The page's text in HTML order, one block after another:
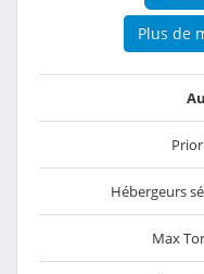
Plus de
Hébergeurs
Max